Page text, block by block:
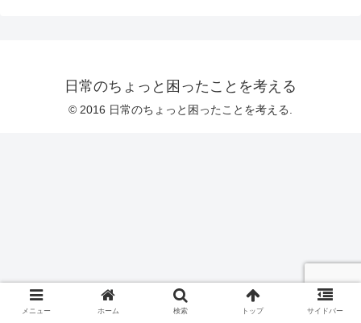
日常のちょっと困ったことを考える
© 2016 日常のちょっと困ったことを考える.
メニュー ホーム 検索 トップ サイドバー